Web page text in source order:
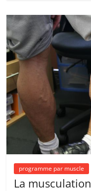
programme par muscle
La